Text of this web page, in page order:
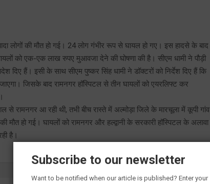
लोगों की मौत हो गई। 24 लोग गंभीर रूप से घायल हो गए। इस हादसे के बाद
को एक-एक लाख रुपए मुआवजा देने की घोषणा की है। सीएम धामी ने पौड़ी
हैं। इसी के साथ सीएम पुष्कर सिंह धामी ने डॉक्टरों को निर्देश दिए हैं कि
जिसके बाद रामनगर हॉस्पिटल से तीन घायलों को एयरलिफ्ट कर
से रामनगर आ रही थी, तभी बीच रास्ते में अल्मोड़ा जिले के मारचूला में कूपी गांव
हो गई। घायलों को रामनगर और हल्द्वानी के सरकारी हॉस्पिटल के अलावा
है।
Subscribe to our newsletter
Want to be notified when our article is published? Enter your